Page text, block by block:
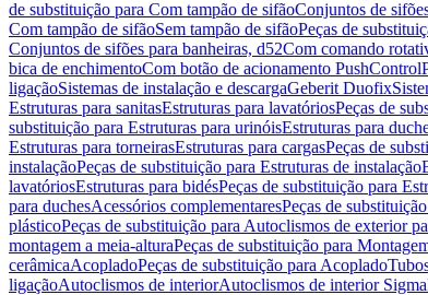
de substituição para Com tampão de sifãoConjuntos de
Com tampão de sifãoSem tampão de sifãoPeças de
Conjuntos de sifões para banheiras, d52Com comando
bica de enchimentoCom botão de acionamento PushControl
ligaçãoSistemas de instalação e descargaGeberit Duofix
Estruturas para sanitasEstruturas para lavatóriosPeças de
substituição para Estruturas para urinóisEstruturas para
Estruturas para torneirasEstruturas para cargasPeças de
instalaçãoPeças de substituição para Estruturas de instalação
lavatóriosEstruturas para bidésPeças de substituição para
para duchesAcessórios complementaresPeças de
plásticoPeças de substituição para Autoclismos de exterior
montagem a meia-alturaPeças de substituição para
cerâmicaAcopladoPeças de substituição para Acoplado
ligaçãoAutoclismos de interiorAutoclismos de interior Sigma